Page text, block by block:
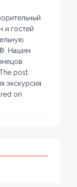
и гостей
Нашим
post
экскурсия
on